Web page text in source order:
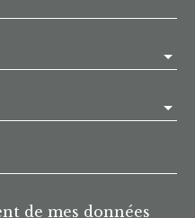
de mes données